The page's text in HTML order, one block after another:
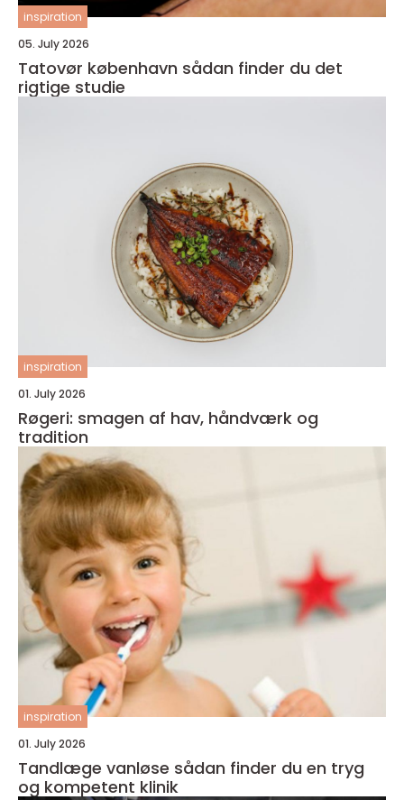
inspiration
05. July 2026
Tatovør københavn sådan finder du det
rigtige studie
inspiration
01. July 2026
Røgeri: smagen af hav, håndværk og
tradition
inspiration
01. July 2026
Tandlæge vanløse sådan finder du en tryg
og kompetent klinik